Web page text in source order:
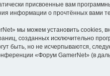
присвоенные вам
информации о прочтённых вами
мы можем установить cookies,
созданных исключительно
быть, но не исчерпываются,
«Форум GamerNet» (в